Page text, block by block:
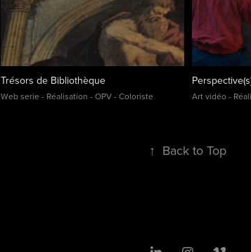
Trésors de Bibliothèque
Web serie - Réalisation - OPV - Coloriste Art vidéo -
↑ Back to Top